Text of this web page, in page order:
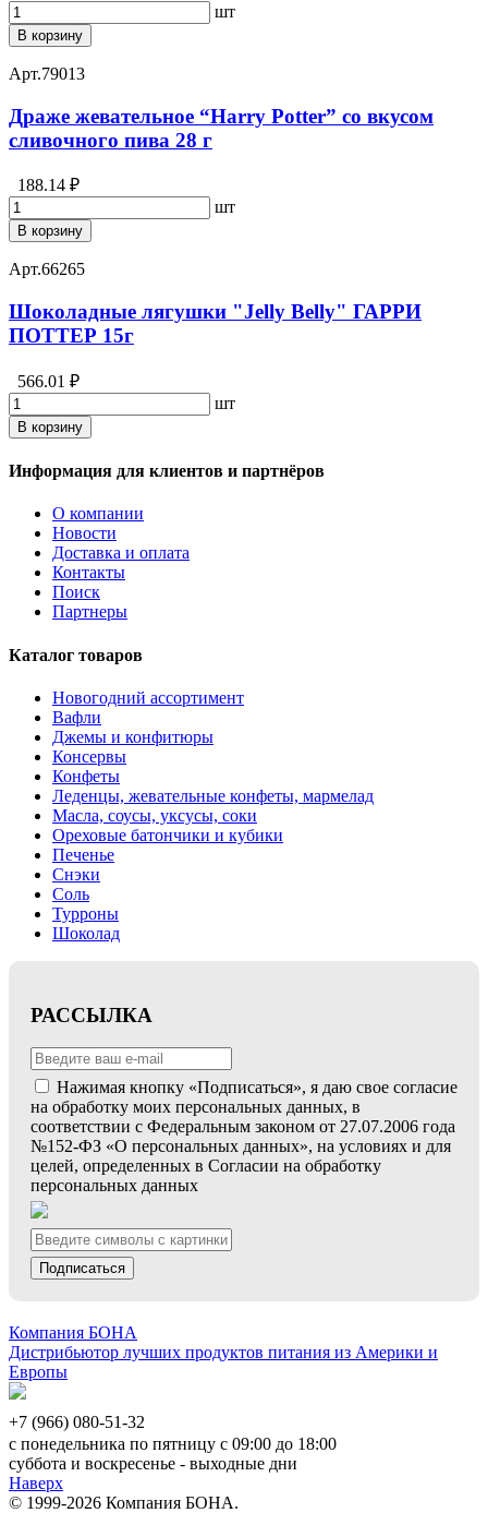
шт
В корзину
Арт.79013
Драже жевательное “Harry Potter” со вкусом
сливочного пива 28 г
188.14 ₽
шт
В корзину
Арт.66265
Шоколадные лягушки "Jelly Belly" ГАРРИ
ПОТТЕР 15г
566.01 ₽
шт
В корзину
Информация для клиентов и партнёров
О компании
Новости
Доставка и оплата
Контакты
Поиск
Партнеры
Каталог товаров
Новогодний ассортимент
Вафли
Джемы и конфитюры
Консервы
Конфеты
Леденцы, жевательные конфеты, мармелад
Масла, соусы, уксусы, соки
Ореховые батончики и кубики
Печенье
Снэки
Соль
Турроны
Шоколад
РАССЫЛКА
Нажимая кнопку «Подписаться», я даю свое согласие
на обработку моих персональных данных, в
соответствии с Федеральным законом от 27.07.2006 года
№152-ФЗ «О персональных данных», на условиях и для
целей, определенных в Согласии на обработку
персональных данных
Подписаться
Компания БОНА
Дистрибьютор лучших продуктов питания из Америки и
Европы
+7 (966) 080-51-32
с понедельника по пятницу с 09:00 до 18:00
суббота и воскресенье - выходные дни
Наверх
© 1999-2026 Компания БОНА.